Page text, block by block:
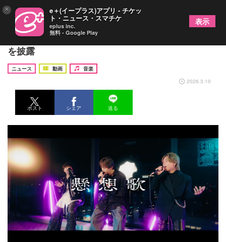
れん、鈴木鈴木とのコラボ動画が公開 「懸想歌」
を披露
ニュース 動画
音楽
2026.3.10
ポスト シェア 送る
× e＋(イープラス)アプリ - チケッ
ト・ニュース・スマチケ
eplus inc.
無料 - Google Play
表示